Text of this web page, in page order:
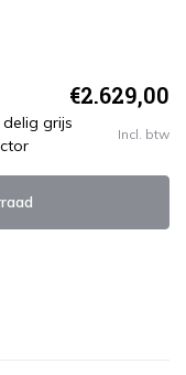
€2.629,00
grijs
Incl. btw